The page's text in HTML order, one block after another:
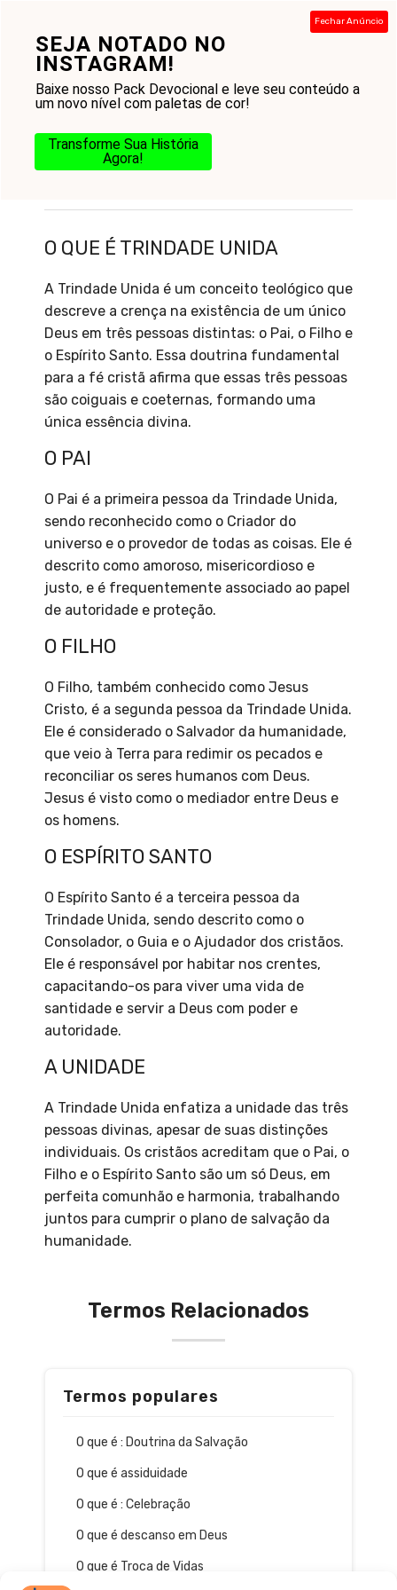
SEJA NOTADO NO
INSTAGRAM!
Baixe nosso Pack Devocional e leve seu conteúdo a
um novo nível com paletas de cor!
Transforme Sua História
Agora!
Fechar Anúncio
conteúdo
O QUE É TRINDADE UNIDA
A Trindade Unida é um conceito teológico que
descreve a crença na existência de um único
Deus em três pessoas distintas: o Pai, o Filho e
o Espírito Santo. Essa doutrina fundamental
para a fé cristã afirma que essas três pessoas
são coiguais e coeternas, formando uma
única essência divina.
O PAI
O Pai é a primeira pessoa da Trindade Unida,
sendo reconhecido como o Criador do
universo e o provedor de todas as coisas. Ele é
descrito como amoroso, misericordioso e
justo, e é frequentemente associado ao papel
de autoridade e proteção.
O FILHO
O Filho, também conhecido como Jesus
Cristo, é a segunda pessoa da Trindade Unida.
Ele é considerado o Salvador da humanidade,
que veio à Terra para redimir os pecados e
reconciliar os seres humanos com Deus.
Jesus é visto como o mediador entre Deus e
os homens.
O ESPÍRITO SANTO
O Espírito Santo é a terceira pessoa da
Trindade Unida, sendo descrito como o
Consolador, o Guia e o Ajudador dos cristãos.
Ele é responsável por habitar nos crentes,
capacitando-os para viver uma vida de
santidade e servir a Deus com poder e
autoridade.
A UNIDADE
A Trindade Unida enfatiza a unidade das três
pessoas divinas, apesar de suas distinções
individuais. Os cristãos acreditam que o Pai, o
Filho e o Espírito Santo são um só Deus, em
perfeita comunhão e harmonia, trabalhando
juntos para cumprir o plano de salvação da
humanidade.
Termos Relacionados
Termos populares
O que é : Doutrina da Salvação
O que é assiduidade
O que é : Celebração
O que é descanso em Deus
O que é Troca de Vidas